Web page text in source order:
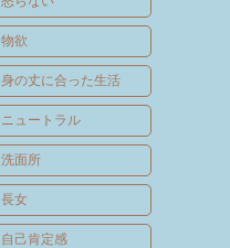
物欲
身の丈に合った生活
ニュートラル
洗面所
長女
自己肯定感